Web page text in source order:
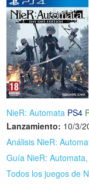
NieR: Automata PS4
Lanzamiento: 10/3/
Análisis NieR:
Guía NieR:
Todos los juegos de